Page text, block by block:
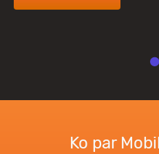
Ko par